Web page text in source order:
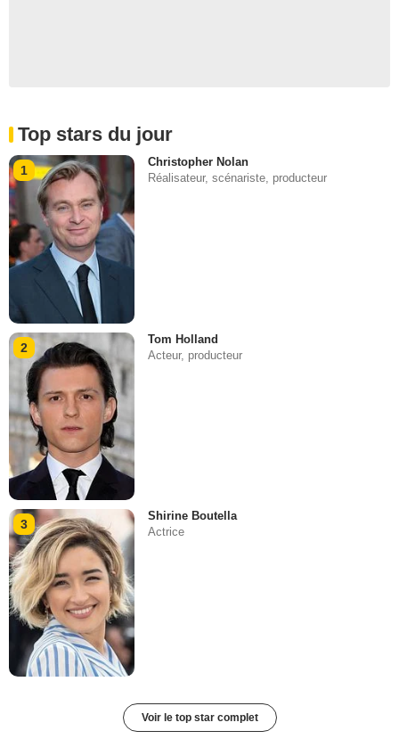
Top stars du jour
1
Christopher Nolan
Réalisateur, scénariste, producteur
2
Tom Holland
Acteur, producteur
3
Shirine Boutella
Actrice
Voir le top star complet